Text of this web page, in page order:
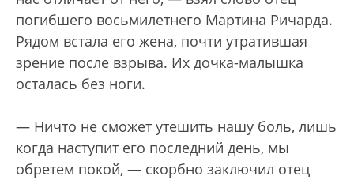
погибшего восьмилетнего Мартина Ричарда.
Рядом встала его жена, почти утратившая
зрение после взрыва. Их дочка-малышка
осталась без ноги.
— Ничто не сможет утешить нашу боль, лишь
когда наступит его последний день, мы
обретем покой, — скорбно заключил отец